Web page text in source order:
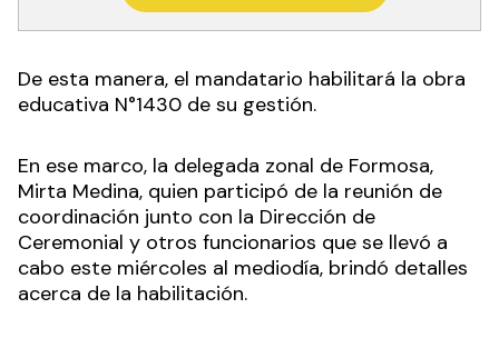
De esta manera, el mandatario habilitará la obra
educativa N°1430 de su gestión.
En ese marco, la delegada zonal de Formosa,
Mirta Medina, quien participó de la reunión de
coordinación junto con la Dirección de
Ceremonial y otros funcionarios que se llevó a
cabo este miércoles al mediodía, brindó detalles
acerca de la habilitación.